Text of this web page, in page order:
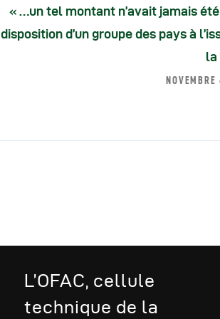
« …un tel montant n’avait jamais
disposition d’un groupe des pays à
la
L’OFAC, cellule
technique de la